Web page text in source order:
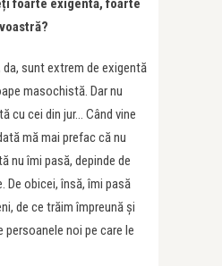
foarte exigentă, foarte
da, sunt extrem de exigentă
masochistă. Dar nu
cu cei din jur… Când vine
mă mai prefac că nu
nu îmi pasă, depinde de
De obicei, însă, îmi pasă
de ce trăim împreună și
persoanele noi pe care le